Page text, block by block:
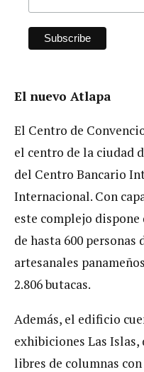
El nuevo Atlapa
El Centro de
el centro de la ciudad
del Centro Bancario
Internacional. Con
este complejo dispone
de hasta 600 personas
artesanales
2.806 butacas.
Además, el edificio
exhibiciones Las Islas,
libres de columnas